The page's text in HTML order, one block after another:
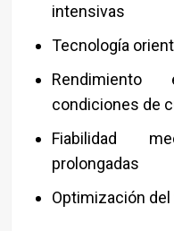
intensivas
Tecnología
condiciones de
Fiabilidad
prolongadas
Optimización